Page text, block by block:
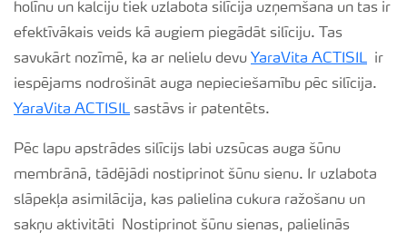
holīnu un kalciju tiek uzlabota silīcija uzņemšana un tas ir
efektīvākais veids kā augiem piegādāt silīciju. Tas
savukārt nozīmē, ka ar nelielu devu YaraVita ACTISIL ir
iespējams nodrošināt auga nepieciešamību pēc silīcija.
YaraVita ACTISIL sastāvs ir patentēts.
Pēc lapu apstrādes silīcijs labi uzsūcas auga šūnu
membrānā, tādējādi nostiprinot šūnu sienu. Ir uzlabota
slāpekļa asimilācija, kas palielina cukura ražošanu un
sakņu aktivitāti Nostiprinot šūnu sienas, palielinās